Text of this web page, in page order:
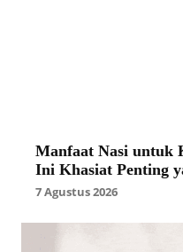
Manfaat Nasi untuk
Ini Khasiat Penting
7 Agustus 2026